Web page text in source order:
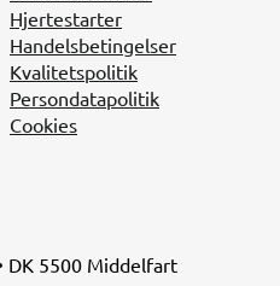
Hjertestarter
Handelsbetingelser
Kvalitetspolitik
Persondatapolitik
Cookies
DK 5500 Middelfart